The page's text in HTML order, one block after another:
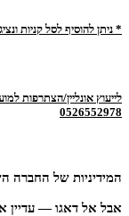
* ניתן להוסיף לסל קניות
0526552978
המידיניות של החברה
אבל אל דאגו — עדיין